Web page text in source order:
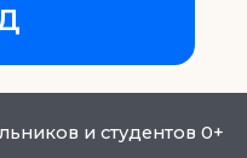
и студентов 0+